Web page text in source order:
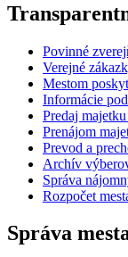
Povinné
Verejné
Mestom
Informácie
Predaj majetku
Prenájom
Prevod a
Archív
Správa
Rozpočet
Správa